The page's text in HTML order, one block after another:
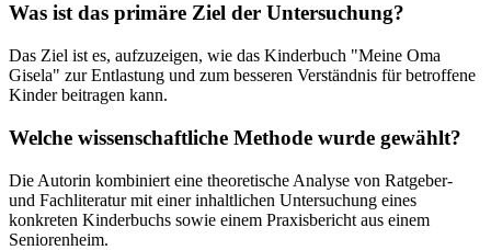
Was ist das primäre Ziel der Untersuchung?
Das Ziel ist es, aufzuzeigen, wie das Kinderbuch "Meine Oma
Gisela" zur Entlastung und zum besseren Verständnis für betroffene
Kinder beitragen kann.
Welche wissenschaftliche Methode wurde gewählt?
Die Autorin kombiniert eine theoretische Analyse von Ratgeber-
und Fachliteratur mit einer inhaltlichen Untersuchung eines
konkreten Kinderbuchs sowie einem Praxisbericht aus einem
Seniorenheim.